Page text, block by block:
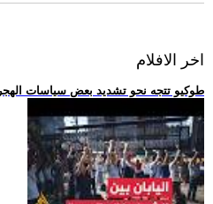
اخر الافلام
.. طوكيو تتجه نحو تشديد بعض سياسات